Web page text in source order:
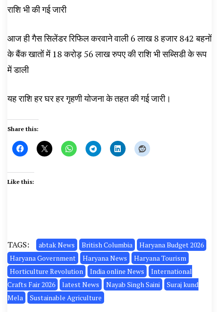
राशि भी की गई जारी
आज ही गैस सिलेंडर रिफिल करवाने वाली 6 लाख 8 हजार 842 बहनों
के बैंक खातों में 18 करोड़ 56 लाख रुपए की राशि भी सब्सिडी के रूप
में डाली
यह राशि हर घर हर गृहणी योजना के तहत की गई जारी।
Share this:
Like this:
TAGS: abtak News British Columbia
Haryana Budget 2026
Haryana Government
Haryana News
Haryana Tourism
Horticulture Revolution
India online News
International
Crafts Fair 2026
latest News Nayab Singh Saini
Suraj kund
Mela
Sustainable Agriculture